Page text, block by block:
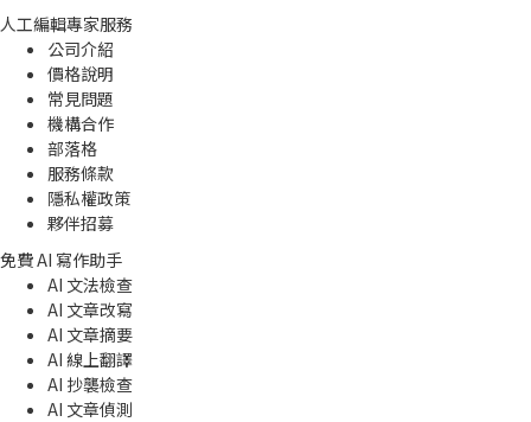
人工編輯專家服務
公司介紹
價格說明
常見問題
機構合作
部落格
服務條款
隱私權政策
夥伴招募
免費 AI 寫作助手
AI 文法檢查
AI 文章改寫
AI 文章摘要
AI 線上翻譯
AI 抄襲檢查
AI 文章偵測